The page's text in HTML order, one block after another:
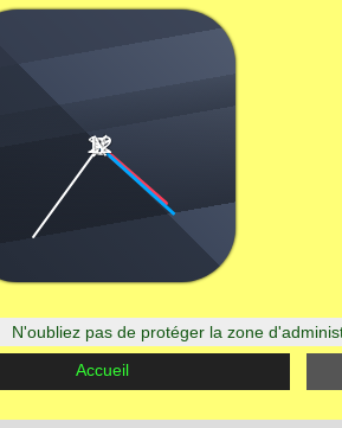
|
|
3
|
|
6
|
|
9
|
|
12
N'oubliez pas de protéger la zone
Accueil